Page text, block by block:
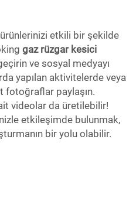
etkili bir şekilde
gaz rüzgar kesici
ve sosyal medyayı
yapılan aktivitelerde veya
fotoğraflar paylaşın.
videolar da üretilebilir!
etkileşimde bulunmak,
bir yolu olabilir.